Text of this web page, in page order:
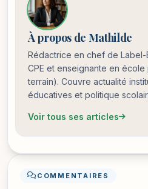
À propos de Mathilde
Rédactrice en chef de
CPE et enseignante en école
terrain). Couvre actualité
éducatives et politique
Voir tous ses articles
COMMENTAIRES